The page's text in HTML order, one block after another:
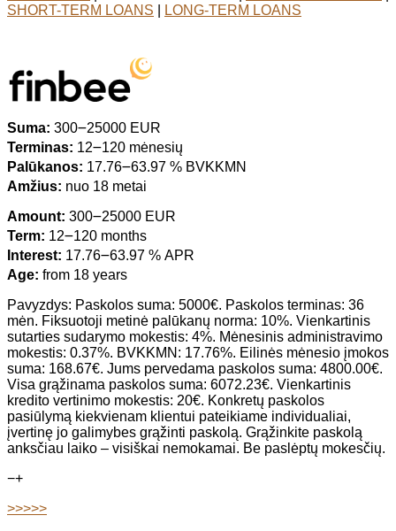
SHORT-TERM LOANS
LONG-TERM LOANS
Suma: 300౼25000 EUR
Terminas: 12౼120 mėnesių
Palūkanos: 17.76౼63.97 % BVKKMN
Amžius: nuo 18 metai
Amount: 300౼25000 EUR
Term: 12౼120 months
Interest: 17.76౼63.97 % APR
Age: from 18 years
Pavyzdys: Paskolos suma: 5000€. Paskolos terminas: 36
mėn. Fiksuotoji metinė palūkanų norma: 10%. Vienkartinis
sutarties sudarymo mokestis: 4%. Mėnesinis administravimo
mokestis: 0.37%. BVKKMN: 17.76%. Eilinės mėnesio įmokos
suma: 168.67€. Jums pervedama paskolos suma: 4800.00€.
Visa grąžinama paskolos suma: 6072.23€. Vienkartinis
kredito vertinimo mokestis: 20€. Konkretų paskolos
pasiūlymą kiekvienam klientui pateikiame individualiai,
įvertinę jo galimybes grąžinti paskolą. Grąžinkite paskolą
anksčiau laiko – visiškai nemokamai. Be paslėptų mokesčių.
−+
>>>>>